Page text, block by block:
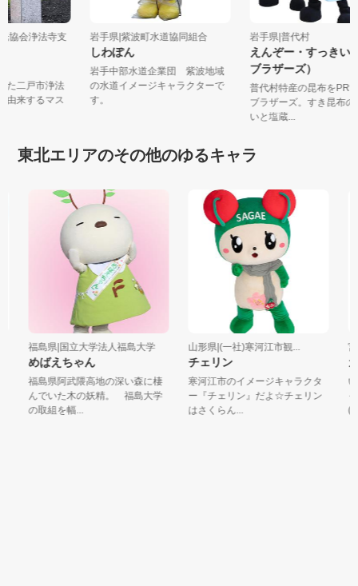
光協会浄法寺支
た二戸市浄法
由来するマス
岩手県|紫波町水道協同組合
しわぽん
岩手中部水道企業団 紫波地域
の水道イメージキャラクターで
す。
岩手県|普代村
えんぞー・すっき
ブラザーズ）
普代村特産の昆布を
ブラザーズ。すき昆布
いと塩蔵...
東北エリアのその他のゆるキャラ
福島県|国立大学法人福島大学
めばえちゃん
福島県阿武隈高地の深い森に棲
んでいた木の妖精。 福島大学
の取組を幅...
山形県|(一社)寒河江市観...
チェリン
寒河江市のイメージキャラクタ
ー『チェリン』だよ☆チェリン
はさくらん...
宮
い
ャ
(